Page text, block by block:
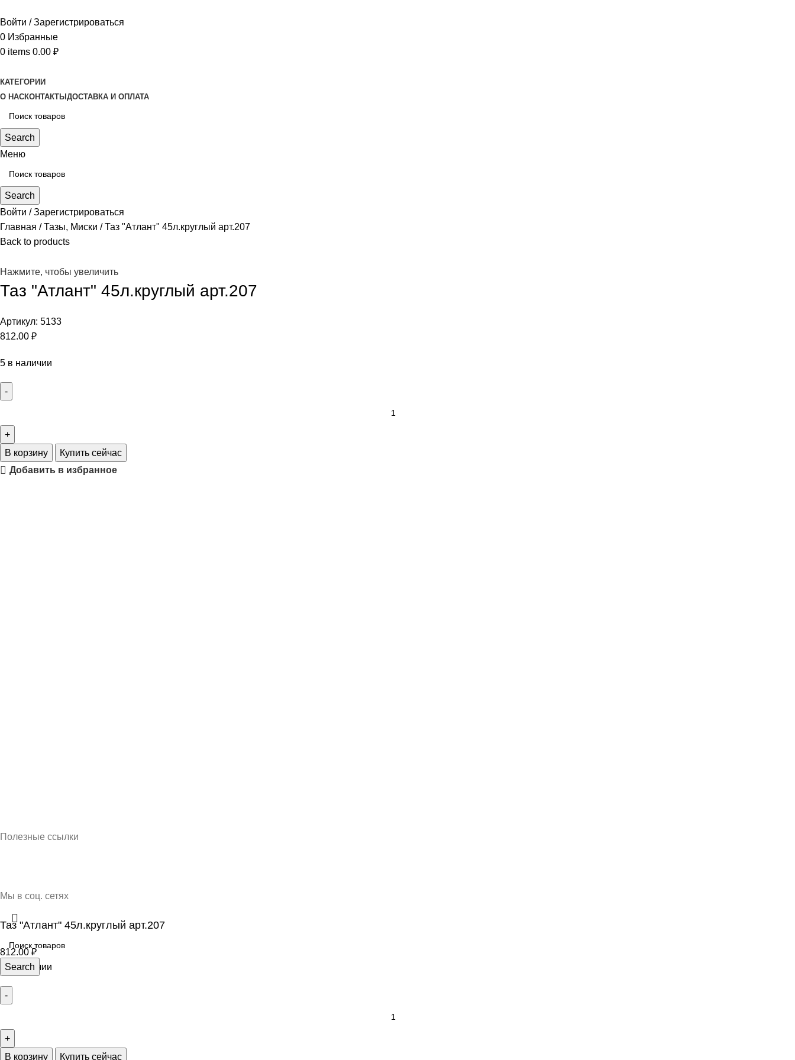
Войти / Зарегистрироваться
0 Избранные
0 items 0.00 ₽
КАТЕГОРИИ
О НАСКОНТАКТЫ ДОСТАВКА И ОПЛАТА
Search
Меню
Search
Войти / Зарегистрироваться
Главная
Тазы, Миски
Таз "Атлант" 45л.круглый арт.207
Back to products
Нажмите, чтобы увеличить
Таз "Атлант" 45л.круглый арт.207
Артикул: 5133
812.00 ₽
5 в наличии
В корзину
Купить сейчас
Добавить в избранное
Полезные ссылки
Мы в соц. сетях
Search
Таз "Атлант" 45л.круглый арт.207
812.00 ₽
5 в наличии
В корзину Купить сейчас